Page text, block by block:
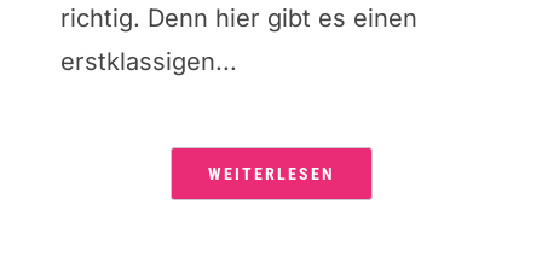
richtig. Denn hier gibt es einen
erstklassigen...
WEITERLESEN